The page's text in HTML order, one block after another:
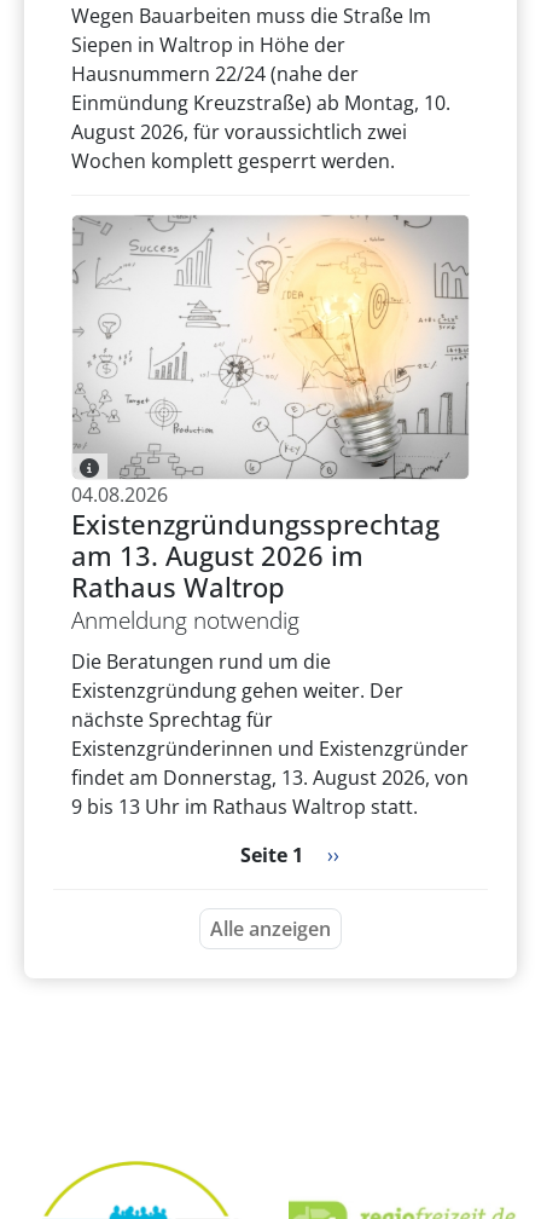
Wegen Bauarbeiten muss die Straße Im
Siepen in Waltrop in Höhe der
Hausnummern 22/24 (nahe der
Einmündung Kreuzstraße) ab Montag, 10.
August 2026, für voraussichtlich zwei
Wochen komplett gesperrt werden.
04.08.2026
Existenzgründungssprechtag
am 13. August 2026 im
Rathaus Waltrop
Anmeldung notwendig
Die Beratungen rund um die
Existenzgründung gehen weiter. Der
nächste Sprechtag für
Existenzgründerinnen und Existenzgründer
findet am Donnerstag, 13. August 2026, von
9 bis 13 Uhr im Rathaus Waltrop statt.
Seitennummerierung
Seite 1 Nächste Seite
››
Alle anzeigen